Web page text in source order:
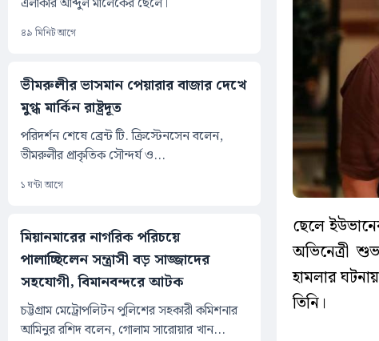
৪৯ মিনিট আগে
ভীমরুলীর ভাসমান পেয়ারার বাজার দেখে
মুগ্ধ মার্কিন রাষ্ট্রদূত
পরিদর্শন শেষে ব্রেন্ট টি. ক্রিস্টেনসেন বলেন,
ভীমরুলীর প্রাকৃতিক সৌন্দর্য ও...
১ ঘন্টা আগে
মিয়ানমারের নাগরিক পরিচয়ে
পালাচ্ছিলেন সন্ত্রাসী বড় সাজ্জাদের
সহযোগী, বিমানবন্দরে আটক
চট্টগ্রাম মেট্রোপলিটন পুলিশের সহকারী কমিশনার
আমিনুর রশিদ বলেন, গোলাম সারোয়ার খান...
ছেলে
অভিনেত্রী
হামলার
তিনি।